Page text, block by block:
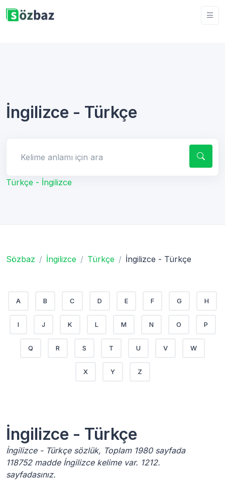
İngilizce - Türkçe
Türkçe - İngilizce
Sözbaz İngilizce Türkçe İngilizce - Türkçe
A B C D E F G H
I J K L M N O P
Q R S T U V W
X Y Z
İngilizce - Türkçe
İngilizce - Türkçe sözlük, Toplam 1980 sayfada
118752 madde İngilizce kelime var. 1212.
sayfadasınız.